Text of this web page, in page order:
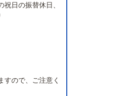
日の振替休日、
ので、ご注意く